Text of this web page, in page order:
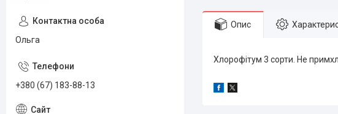
Опис
Хлорофітум 3 сорти. Не
Ольга
+380 (67) 183-88-13